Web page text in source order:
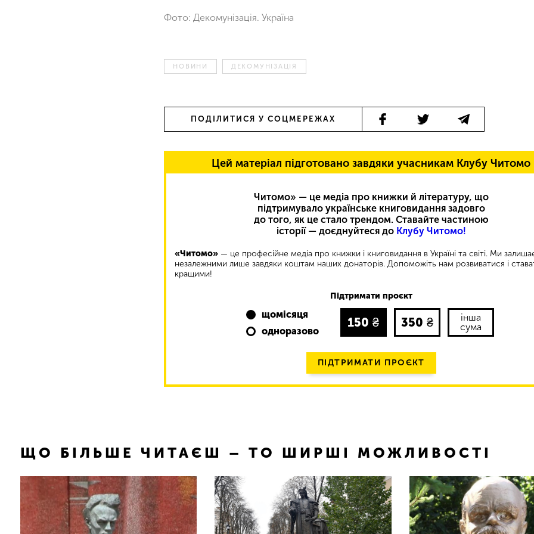
Фото: Декомунізація. Україна
НОВИНИ ДЕКОМУНІЗАЦІЯ
ПОДІЛИТИСЯ У СОЦМЕРЕЖАХ
Цей матеріал підготовано завдяки учасникам Клубу Читомо
Читомо» — це медіа про книжки й літературу, що
підтримувало українське книговидання задовго
до того, як це стало трендом. Ставайте частиною
історії — доєднуйтеся до Клубу Читомо!
«Читомо» — це професійне медіа про книжки і книговидання в Україні та світі. Ми
незалежними лише завдяки коштам наших донаторів. Допоможіть нам розвиватися і
кращими!
Підтримати проєкт
щомісяця
одноразово
150 ₴ 350 ₴
інша
сума
ПІДТРИМАТИ ПРОЄКТ
ЩО БІЛЬШЕ ЧИТАЄШ – ТО ШИРШІ МОЖЛИВОСТІ